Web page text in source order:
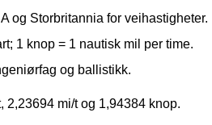
og Storbritannia for veihastigheter.
1 knop = 1 nautisk mil per time.
og ballistikk.
2,23694 mi/t og 1,94384 knop.